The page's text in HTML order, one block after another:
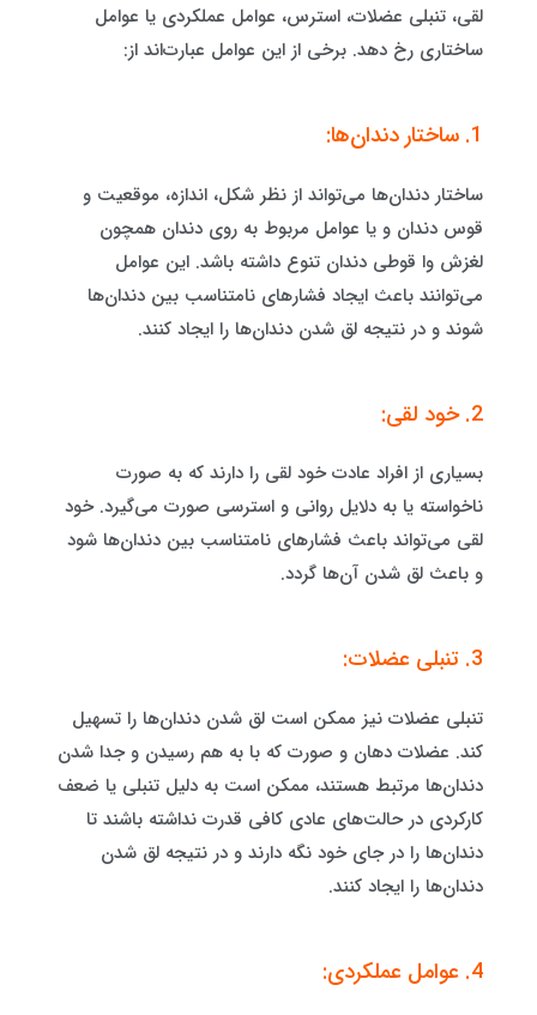
لقی، تنبلی عضلات، استرس، عوامل عملکردی یا عوامل
ساختاری رخ دهد. برخی از این عوامل عبارت‌اند از:
1. ساختار دندان‌ها:
ساختار دندان‌ها می‌تواند از نظر شکل، اندازه، موقعیت و
قوس دندان و یا عوامل مربوط به روی دندان همچون
لغزش وا قوطی دندان تنوع داشته باشد. این عوامل
می‌توانند باعث ایجاد فشارهای نامتناسب بین دندان‌ها
شوند و در نتیجه لق شدن دندان‌ها را ایجاد کنند.
2. خود لقی:
بسیاری از افراد عادت خود لقی را دارند که به صورت
ناخواسته یا به دلایل روانی و استرسی صورت می‌گیرد. خود
لقی می‌تواند باعث فشارهای نامتناسب بین دندان‌ها شود
و باعث لق شدن آن‌ها گردد.
3. تنبلی عضلات:
تنبلی عضلات نیز ممکن است لق شدن دندان‌ها را تسهیل
کند. عضلات دهان و صورت که با به هم رسیدن و جدا شدن
دندان‌ها مرتبط هستند، ممکن است به دلیل تنبلی یا ضعف
کارکردی در حالت‌های عادی کافی قدرت نداشته باشند تا
دندان‌ها را در جای خود نگه دارند و در نتیجه لق شدن
دندان‌ها را ایجاد کنند.
4. عوامل عملکردی: